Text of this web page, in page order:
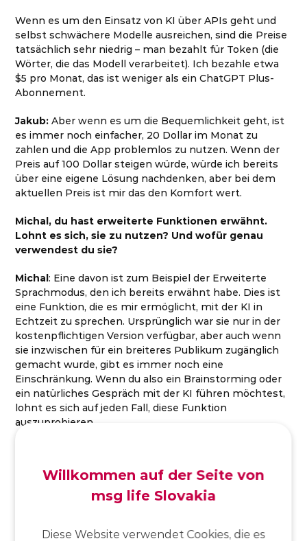
Wenn es um den Einsatz von KI über APIs geht und
selbst schwächere Modelle ausreichen, sind die Preise
tatsächlich sehr niedrig – man bezahlt für Token (die
Wörter, die das Modell verarbeitet). Ich bezahle etwa
$5 pro Monat, das ist weniger als ein ChatGPT Plus-
Abonnement.
Jakub: Aber wenn es um die Bequemlichkeit geht, ist
es immer noch einfacher, 20 Dollar im Monat zu
zahlen und die App problemlos zu nutzen. Wenn der
Preis auf 100 Dollar steigen würde, würde ich bereits
über eine eigene Lösung nachdenken, aber bei dem
aktuellen Preis ist mir das den Komfort wert.
Michal, du hast erweiterte Funktionen erwähnt.
Lohnt es sich, sie zu nutzen? Und wofür genau
verwendest du sie?
Michal: Eine davon ist zum Beispiel der Erweiterte
Sprachmodus, den ich bereits erwähnt habe. Dies ist
eine Funktion, die es mir ermöglicht, mit der KI in
Echtzeit zu sprechen. Ursprünglich war sie nur in der
kostenpflichtigen Version verfügbar, aber auch wenn
sie inzwischen für ein breiteres Publikum zugänglich
gemacht wurde, gibt es immer noch eine
Einschränkung. Wenn du also ein Brainstorming oder
ein natürliches Gespräch mit der KI führen möchtest,
lohnt es sich auf jeden Fall, diese Funktion
auszuprobieren.
OpenAI ein neues Modell veröffentlicht, erhalten
Abonnenten es zuerst, während Nutzer der
kostenlosen Version länger warten müssen. Wenn
verfügen möchte, lohnt sich die Investition in die
Willkommen auf der Seite von
msg life Slovakia
Diese Website verwendet Cookies, die es